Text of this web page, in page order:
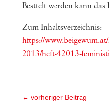
Besttelt werden kann das
Zum Inhaltsverzeichnis:
https://
2013/heft-42013-
← vorheriger Beitrag